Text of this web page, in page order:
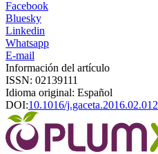
Facebook
Bluesky
Linkedin
Whatsapp
E-mail
Información del artículo
ISSN: 02139111
Idioma original: Español
DOI:10.1016/j.gaceta.2016.02.012